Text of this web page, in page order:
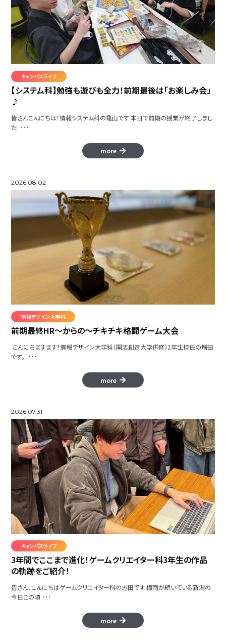
キャンパスライフ
【システム科】勉強も遊びも全力！前期最後は「お楽しみ会」
♪
皆さんこんにちは！情報システム科の亀山です 本日で前期の授業が終了しまし
た ･･･
more
2026.08.02
情報デザイン大学科
前期最終HR～からの～チキチキ格闘ゲーム大会
こんにちますます！情報デザイン大学科（開志創造大学併修）1年生担任の増田
です。 ･･･
more
2026.07.31
キャンパスライフ
3年間でここまで進化！ゲームクリエイター科3年生の作品
の軌跡をご紹介！
皆さん、こんにちはゲームクリエイター科の志田です 梅雨が続いている新潟の
今日この頃 ･･･
more